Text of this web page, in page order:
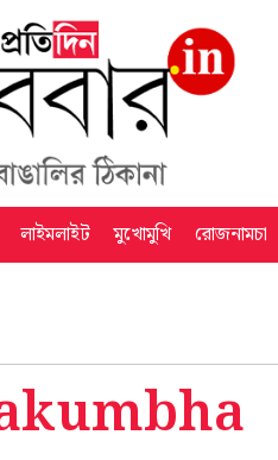
লাইমলাইট মুখোমুখি রোজনামচা